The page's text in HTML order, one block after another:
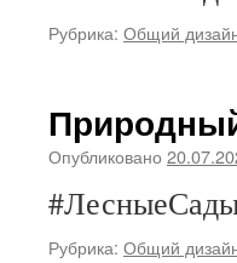
Рубрика: Общий
Опубликовано
Рубрика: Общий